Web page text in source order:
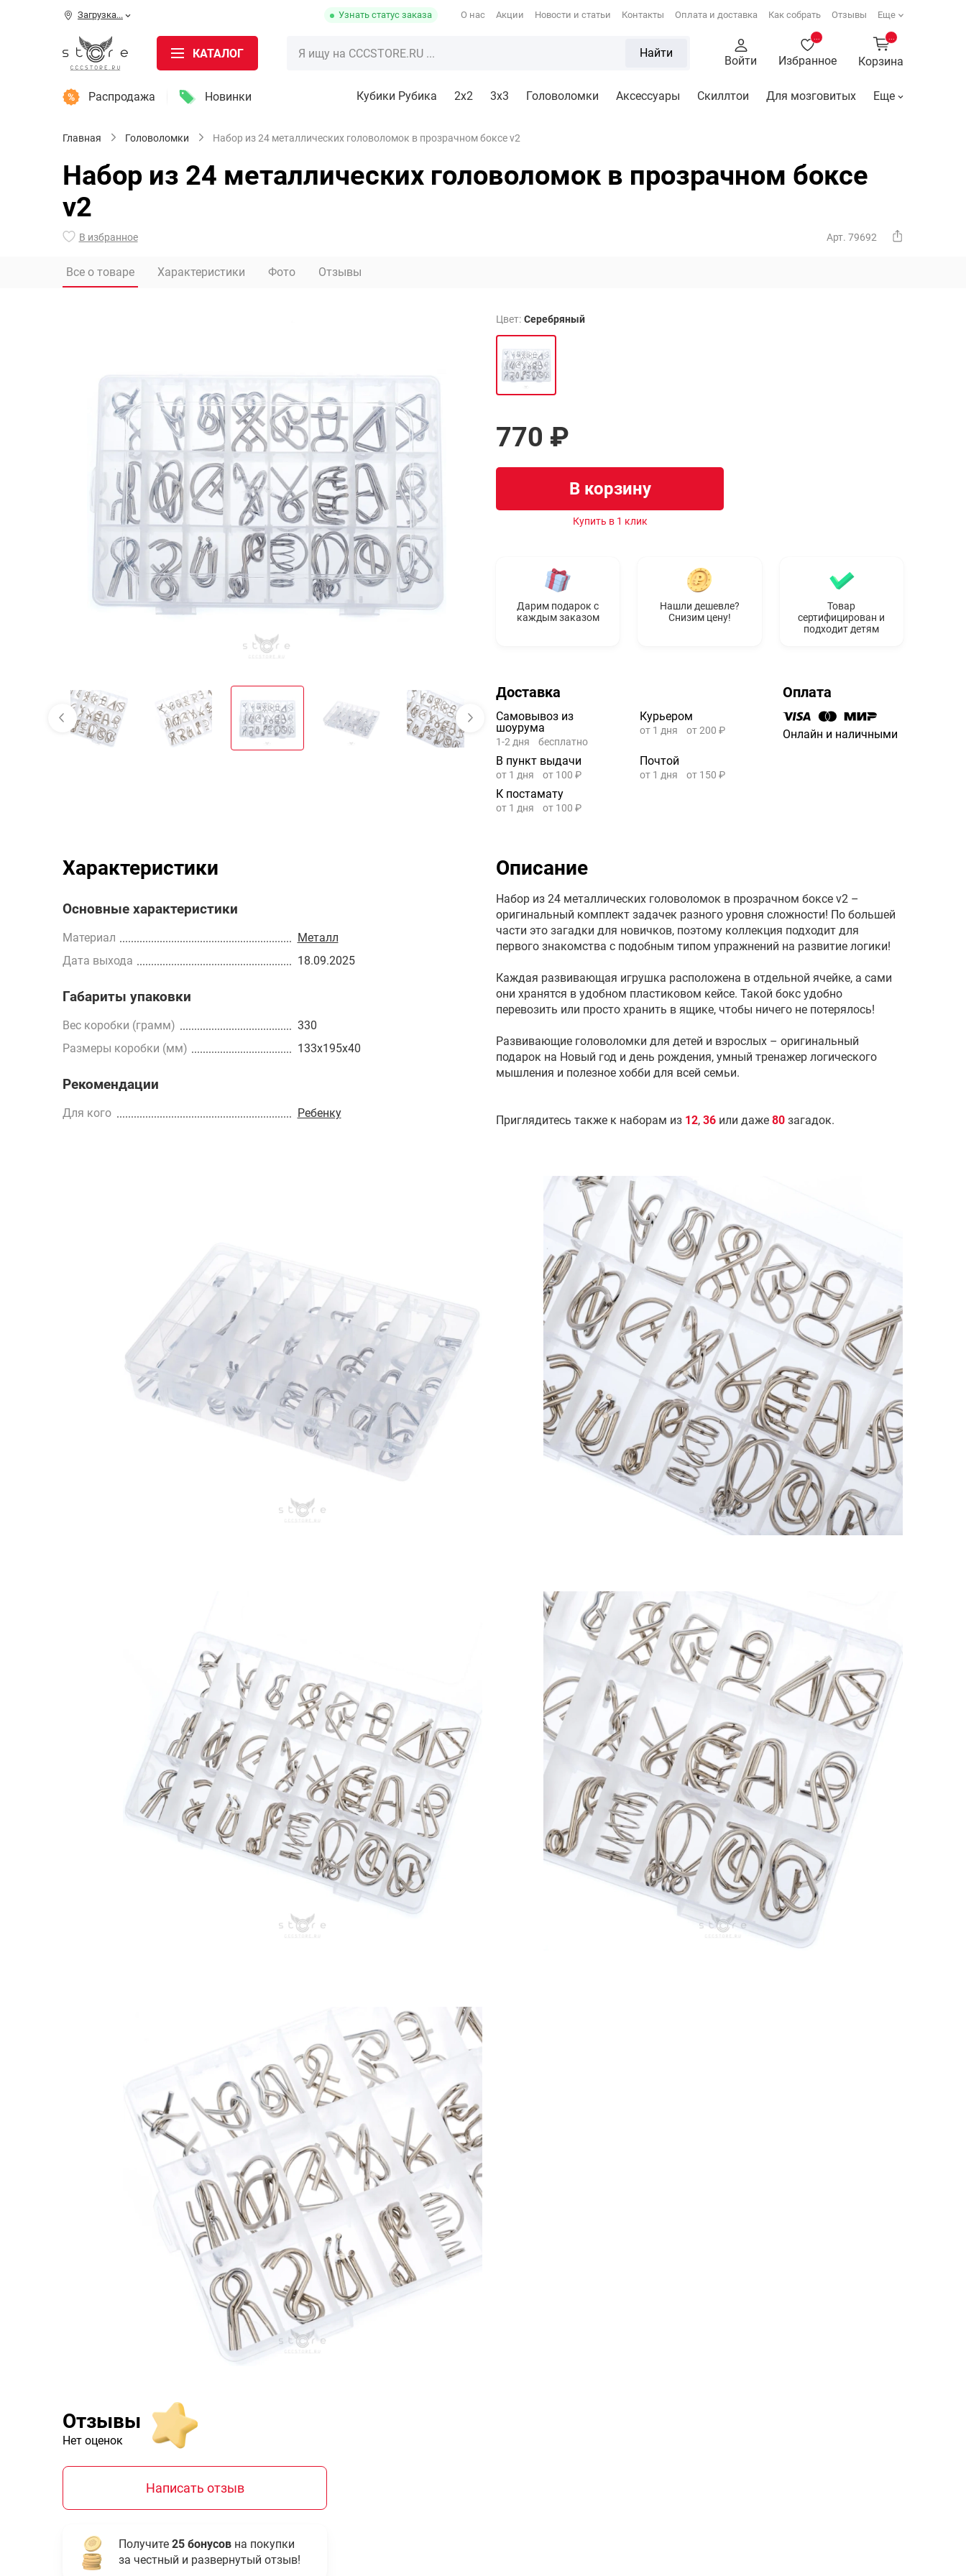
Загрузка... Узнать статус заказа О нас Акции Новости и статьи Контакты Оплата и доставка Как собрать Отзывы Еще
КАТАЛОГ Найти
Войти Избранное Корзина
Распродажа Новинки Кубики Рубика 2x2 3х3 Головоломки Аксессуары Скиллтои Для мозговитых Еще
Главная Головоломки Набор из 24 металлических головоломок в прозрачном боксе v2
Набор из 24 металлических головоломок в прозрачном боксе
v2
В избранное Арт. 79692
Все о товаре Характеристики Фото Отзывы
Цвет: Серебряный
770 ₽
В корзину
Купить в 1 клик
Дарим подарок с
каждым заказом
Нашли дешевле?
Снизим цену!
Товар
сертифицирован и
подходит детям
Доставка
Самовывоз из
шоурума
1-2 дня бесплатно
Курьером
от 1 дня от 200 ₽
В пункт выдачи
от 1 дня от 100 ₽
Почтой
от 1 дня от 150 ₽
К постамату
от 1 дня от 100 ₽
Оплата
Онлайн и наличными
Характеристики
Основные характеристики
Материал
Металл
Дата выхода
18.09.2025
Габариты упаковки
Вес коробки (грамм)
330
Размеры коробки (мм)
133x195x40
Рекомендации
Для кого Ребенку
Описание
Набор из 24 металлических головоломок в прозрачном боксе v2 –
оригинальный комплект задачек разного уровня сложности! По большей
части это загадки для новичков, поэтому коллекция подходит для
первого знакомства с подобным типом упражнений на развитие логики!
Каждая развивающая игрушка расположена в отдельной ячейке, а сами
они хранятся в удобном пластиковом кейсе. Такой бокс удобно
перевозить или просто хранить в ящике, чтобы ничего не потерялось!
Развивающие головоломки для детей и взрослых – оригинальный
подарок на Новый год и день рождения, умный тренажер логического
мышления и полезное хобби для всей семьи.
Приглядитесь также к наборам из 12, 36 или даже 80 загадок.
Отзывы
Нет оценок
Написать отзыв
Получите 25 бонусов на покупки
за честный и развернутый отзыв!